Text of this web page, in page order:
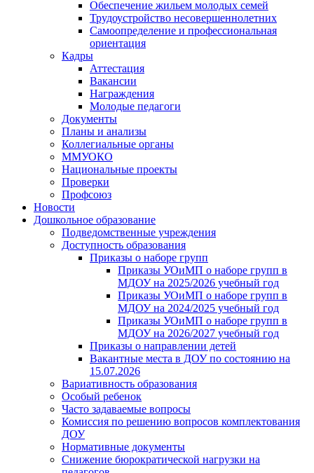
Обеспечение жильем молодых семей
Трудоустройство несовершеннолетних
Самоопределение и профессиональная
ориентация
Кадры
Аттестация
Вакансии
Награждения
Молодые педагоги
Документы
Планы и анализы
Коллегиальные органы
ММУОКО
Национальные проекты
Проверки
Профсоюз
Новости
Дошкольное образование
Подведомственные учреждения
Доступность образования
Приказы о наборе групп
Приказы УОиМП о наборе групп в
МДОУ на 2025/2026 учебный год
Приказы УОиМП о наборе групп в
МДОУ на 2024/2025 учебный год
Приказы УОиМП о наборе групп в
МДОУ на 2026/2027 учебный год
Приказы о направлении детей
Вакантные места в ДОУ по состоянию на
15.07.2026
Вариативность образования
Особый ребенок
Часто задаваемые вопросы
Комиссия по решению вопросов комплектования
ДОУ
Нормативные документы
Снижение бюрократической нагрузки на